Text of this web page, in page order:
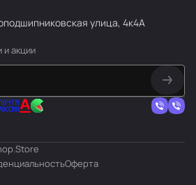
улица, 4к4А
и акции
Оферта